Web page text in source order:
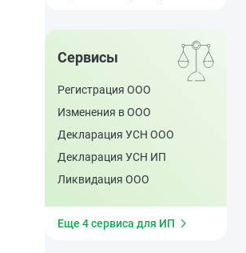
Сервисы
Регистрация ООО
Изменения в ООО
Декларация УСН ООО
Декларация УСН ИП
Ликвидация ООО
Еще 4 сервиса для ИП